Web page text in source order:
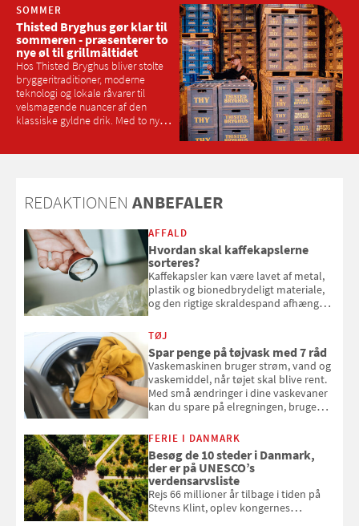
bedste
SOMMER
Thisted Bryghus gør klar til
sommeren - præsenterer to
nye øl til grillmåltidet
Hos Thisted Bryghus bliver stolte
bryggeritraditioner, moderne
teknologi og lokale råvarer til
velsmagende nuancer af den
klassiske gyldne drik. Med to nye
REDAKTIONEN ANBEFALER
AFFALD
Hvordan skal kaffekapslerne
sorteres?
Kaffekapsler kan være lavet af metal,
plastik og bionedbrydeligt materiale,
og den rigtige skraldespand afhænger
overblikket over, hvordan
kaffekapslerne skal sorteres
TØJ
Spar penge på tøjvask med 7 råd
Vaskemaskinen bruger strøm, vand og
vaskemiddel, når tøjet skal blive rent.
Med små ændringer i dine vaskevaner
kan du spare på elregningen, bruge
vaskemaskinens levetid. Samvirke har
samlet 7 enkle råd til at spare penge
på tøjvasken
FERIE I DANMARK
Besøg de 10 steder i Danmark,
der er på UNESCO’s
verdensarvsliste
Rejs 66 millioner år tilbage i tiden på
Stevns Klint, oplev kongernes